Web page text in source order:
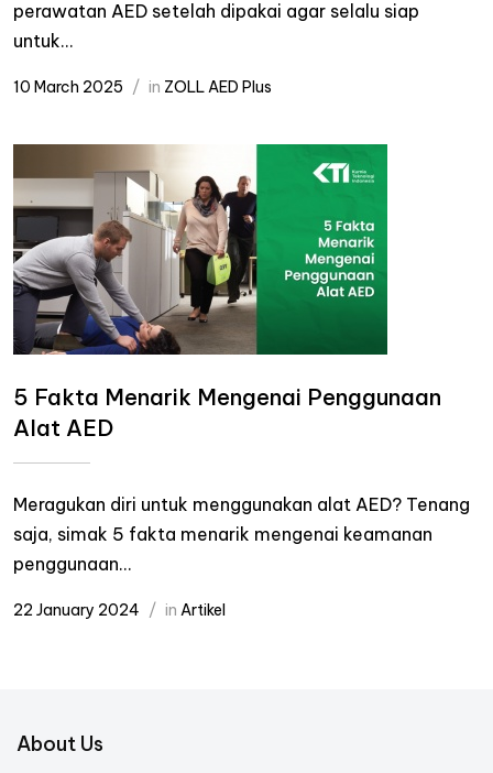
perawatan AED setelah dipakai agar selalu siap
untuk...
10 March 2025 in ZOLL AED Plus
5 Fakta Menarik Mengenai Penggunaan
Alat AED
Meragukan diri untuk menggunakan alat AED? Tenang
saja, simak 5 fakta menarik mengenai keamanan
penggunaan...
22 January 2024 in Artikel
About Us